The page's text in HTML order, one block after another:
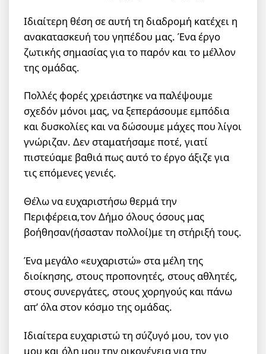
Ιδιαίτερη θέση σε αυτή τη διαδρομή κατέχει η
ανακατασκευή του γηπέδου μας. Ένα έργο
ζωτικής σημασίας για το παρόν και το μέλλον
της ομάδας.
Πολλές φορές χρειάστηκε να παλέψουμε
σχεδόν μόνοι μας, να ξεπεράσουμε εμπόδια
και δυσκολίες και να δώσουμε μάχες που λίγοι
γνώριζαν. Δεν σταματήσαμε ποτέ, γιατί
πιστεύαμε βαθιά πως αυτό το έργο άξιζε για
τις επόμενες γενιές.
Θέλω να ευχαριστήσω θερμά την
Περιφέρεια,τον Δήμο όλους όσους μας
βοήθησαν(ήσασταν πολλοί)με τη στήριξή τους.
Ένα μεγάλο «ευχαριστώ» στα μέλη της
διοίκησης, στους προπονητές, στους αθλητές,
στους συνεργάτες, στους χορηγούς και πάνω
απ’ όλα στον κόσμο της ομάδας.
Ιδιαίτερα ευχαριστώ τη σύζυγό μου, τον γιο
μου και όλη μου την οικογένεια για την